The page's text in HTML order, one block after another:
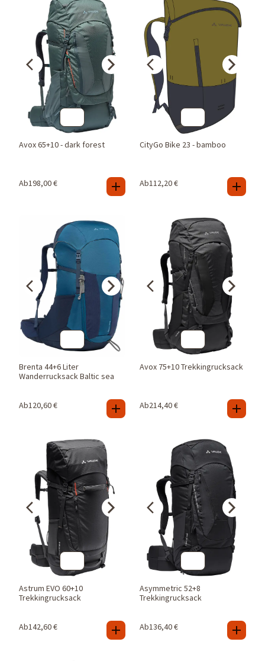
Avox 65+10 - dark forest
Ab198,00€
CityGo Bike 23 - bamboo
Ab112,20€
Brenta 44+6 Liter
Wanderrucksack Baltic sea
Ab120,60€
Avox 75+10 Trekkingrucksack
Ab214,40€
Astrum EVO 60+10
Trekkingrucksack
Ab142,60€
Asymmetric 52+8
Trekkingrucksack
Ab136,40€